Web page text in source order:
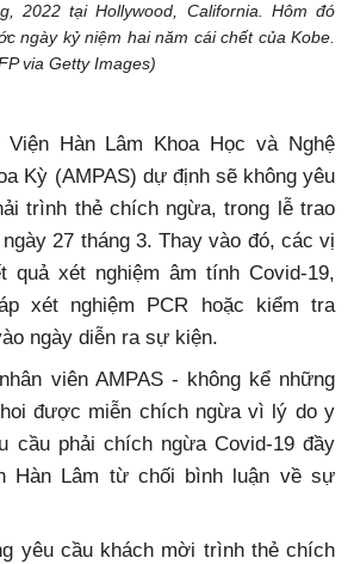
2022 tại Hollywood, California. Hôm đó
ngày kỷ niệm hai năm cái chết của Kobe.
via Getty Images)
Viện Hàn Lâm Khoa Học và Nghệ
Kỳ (AMPAS) dự định sẽ không yêu
trình thẻ chích ngừa, trong lễ trao
27 tháng 3. Thay vào đó, các vị
quả xét nghiệm âm tính Covid-19,
xét nghiệm PCR hoặc kiểm tra
ngày diễn ra sự kiện.
viên AMPAS - không kể những
được miễn chích ngừa vì lý do y
cầu phải chích ngừa Covid-19 đầy
Hàn Lâm từ chối bình luận về sự
yêu cầu khách mời trình thẻ chích